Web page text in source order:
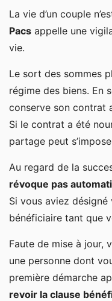
La vie d’un couple
Pacs appelle une
vie.
Le sort des sommes
régime des biens. En
conserve son contrat
Si le contrat a été
partage peut
Au regard de la
révoque pas
Si vous aviez
bénéficiaire tant que
Faute de mise à jour,
une personne dont
première démarche
revoir la clause